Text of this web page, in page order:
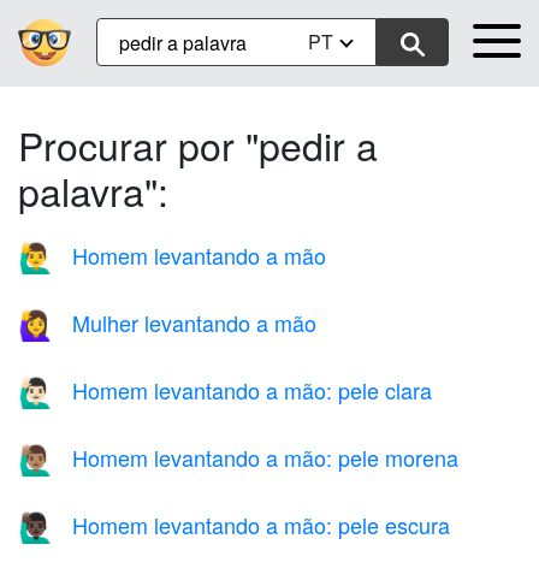
PT
Procurar por "pedir a
palavra":
🙋‍♂️ Homem levantando a mão
🙋‍♀️ Mulher levantando a mão
🙋🏻‍♂️ Homem levantando a mão: pele clara
🙋🏽‍♂️ Homem levantando a mão: pele morena
🙋🏿‍♂️ Homem levantando a mão: pele escura